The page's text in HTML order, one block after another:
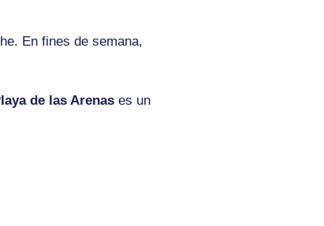
En fines de semana,
de las Arenas es un